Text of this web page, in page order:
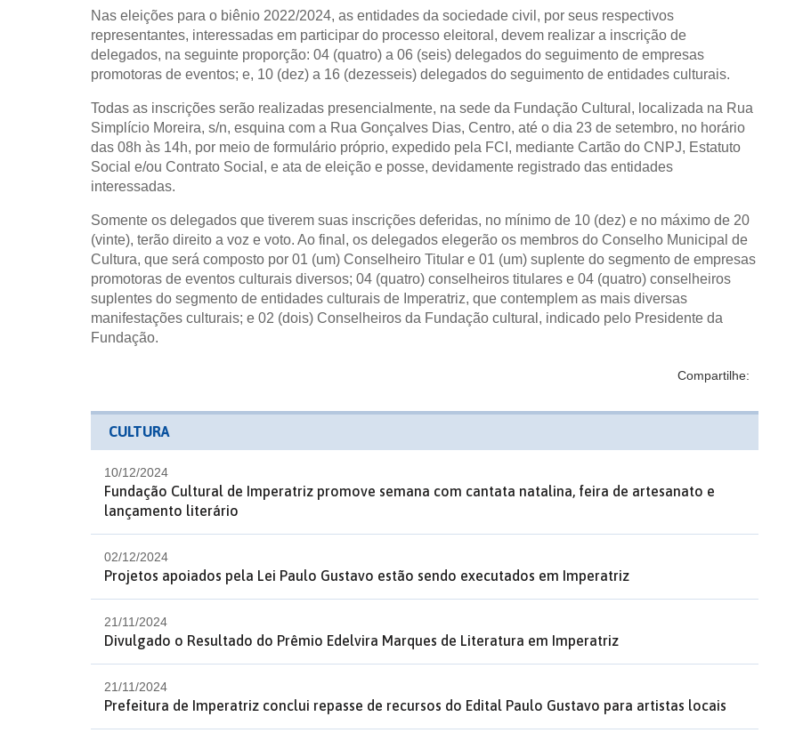
Nas eleições para o biênio 2022/2024, as entidades da sociedade civil, por seus respectivos
representantes, interessadas em participar do processo eleitoral, devem realizar a inscrição de
delegados, na seguinte proporção: 04 (quatro) a 06 (seis) delegados do seguimento de empresas
promotoras de eventos; e, 10 (dez) a 16 (dezesseis) delegados do seguimento de entidades culturais.
Todas as inscrições serão realizadas presencialmente, na sede da Fundação Cultural, localizada na Rua
Simplício Moreira, s/n, esquina com a Rua Gonçalves Dias, Centro, até o dia 23 de setembro, no horário
das 08h às 14h, por meio de formulário próprio, expedido pela FCI, mediante Cartão do CNPJ, Estatuto
Social e/ou Contrato Social, e ata de eleição e posse, devidamente registrado das entidades
interessadas.
Somente os delegados que tiverem suas inscrições deferidas, no mínimo de 10 (dez) e no máximo de 20
(vinte), terão direito a voz e voto. Ao final, os delegados elegerão os membros do Conselho Municipal de
Cultura, que será composto por 01 (um) Conselheiro Titular e 01 (um) suplente do segmento de empresas
promotoras de eventos culturais diversos; 04 (quatro) conselheiros titulares e 04 (quatro) conselheiros
suplentes do segmento de entidades culturais de Imperatriz, que contemplem as mais diversas
manifestações culturais; e 02 (dois) Conselheiros da Fundação cultural, indicado pelo Presidente da
Fundação.
Compartilhe:
CULTURA
10/12/2024
Fundação Cultural de Imperatriz promove semana com cantata natalina, feira de artesanato e
lançamento literário
02/12/2024
Projetos apoiados pela Lei Paulo Gustavo estão sendo executados em Imperatriz
21/11/2024
Divulgado o Resultado do Prêmio Edelvira Marques de Literatura em Imperatriz
21/11/2024
Prefeitura de Imperatriz conclui repasse de recursos do Edital Paulo Gustavo para artistas locais